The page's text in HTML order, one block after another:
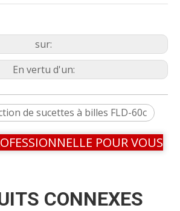
sur:
En vertu d'un:
de sucettes à billes FLD-60c
POUR VOUS
CONNEXES